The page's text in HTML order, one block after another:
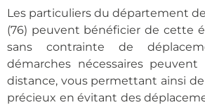
Les particuliers du département
(76) peuvent bénéficier de cette
sans contrainte de
démarches nécessaires
distance, vous permettant ainsi
précieux en évitant des